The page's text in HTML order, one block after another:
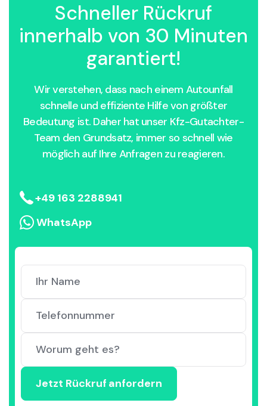
Schneller Rückruf
innerhalb von 30 Minuten
garantiert!
Wir verstehen, dass nach einem Autounfall
schnelle und effiziente Hilfe von größter
Bedeutung ist. Daher hat unser Kfz-Gutachter-
Team den Grundsatz, immer so schnell wie
möglich auf Ihre Anfragen zu reagieren.
+49 163 2288941
WhatsApp